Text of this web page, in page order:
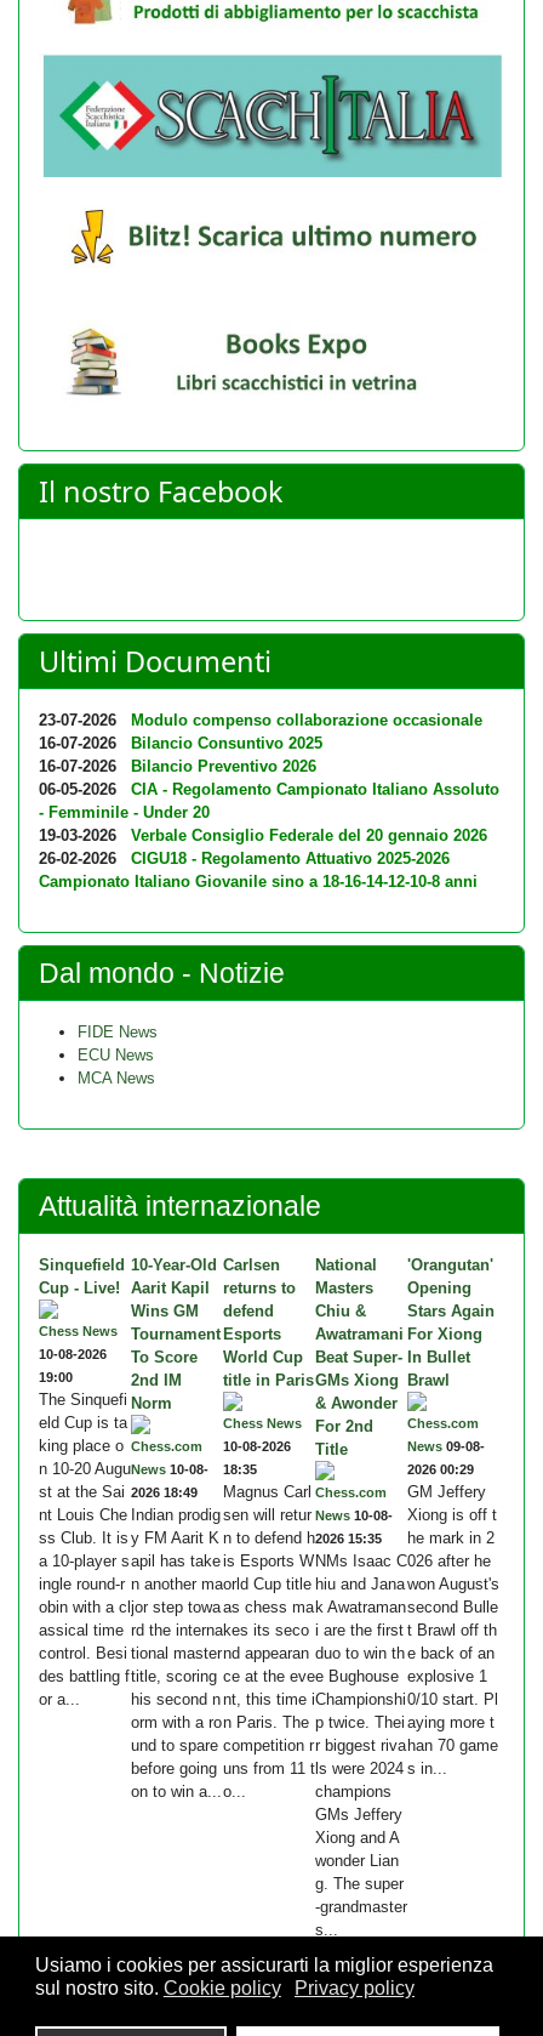
Usiamo i cookies per assicurarti la miglior esperienza
sul nostro sito. Cookie policy Privacy policy
Il nostro Facebook
Ultimi Documenti
23-07-2026
Modulo compenso collaborazione occasionale
16-07-2026
Bilancio Consuntivo 2025
16-07-2026
Bilancio Preventivo 2026
06-05-2026
CIA - Regolamento Campionato Italiano Assoluto
- Femminile - Under 20
19-03-2026
Verbale Consiglio Federale del 20 gennaio 2026
26-02-2026
CIGU18 - Regolamento Attuativo 2025-2026
Campionato Italiano Giovanile sino a 18-16-14-12-10-8 anni
Dal mondo - Notizie
FIDE News
ECU News
MCA News
Attualità internazionale
Sinquefield
Cup - Live!
Chess News
10-08-2026
19:00
The Sinquefi
eld Cup is ta
king place o
n 10-20 Augu
st at the Sai
nt Louis Che
ss Club. It is
a 10-player s
ingle round-r
obin with a cl
assical time
control. Besi
des battling f
or a...
10-Year-Old
Aarit Kapil
Wins GM
Tournament
To Score
2nd IM
Norm
Chess.com
News 10-08-
2026 18:49
Indian prodig
y FM Aarit K
apil has take
n another ma
jor step towa
rd the interna
tional master
title, scoring
his second n
orm with a ro
und to spare
before going
on to win a...
Carlsen
returns to
defend
Esports
World Cup
title in Paris
Chess News
10-08-2026
18:35
Magnus Carl
sen will retur
n to defend h
is Esports W
orld Cup title
as chess ma
kes its seco
nd appearan
ce at the eve
nt, this time i
n Paris. The
competition r
uns from 11 t
o...
National
Masters
Chiu &
Awatramani
Beat Super-
GMs Xiong
& Awonder
For 2nd
Title
Chess.com
News 10-08-
2026 15:35
NMs Isaac C
hiu and Jana
k Awatraman
i are the first
duo to win th
e Bughouse
Championshi
p twice. Thei
r biggest riva
ls were 2024
champions
GMs Jeffery
Xiong and A
wonder Lian
g. The super
-grandmaster
s...
'Orangutan'
Opening
Stars Again
For Xiong
In Bullet
Brawl
Chess.com
News 09-08-
2026 00:29
GM Jeffery
Xiong is off t
he mark in 2
026 after he
won August's
second Bulle
t Brawl off th
e back of an
explosive 1
0/10 start. Pl
aying more t
han 70 game
s in...
© 2026 FSI - Federazione Scacchistica Italiana - V.le Regina